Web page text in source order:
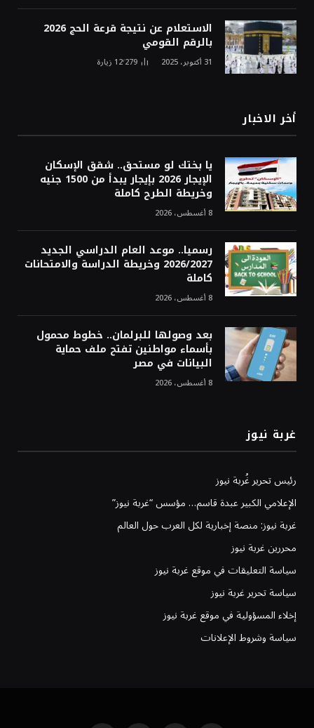
الاستعلام عن نتيجة قرعة الحج 2026
بالرقم القومي
31 أكتوبر، 2025 12٬279 زيارة
أخر الاخبار
يا بختك لو مستحق.. شقق الإسكان
الإيجار 2026 بإيجار يبدأ من 1500 جنيه
وخريطة الطرح كاملة
8 أغسطس، 2026
رسميا.. موعد العام الدراسي الجديد
2026/2027 وخريطة الدراسة والامتحانات
كاملة
8 أغسطس، 2026
بعد وصولها للبرلمان.. خطوط محمول
بأسماء مواطنين تفتح ملف حماية
البيانات في مصر
8 أغسطس، 2026
غربة نيوز
رئيس تحرير غُربة نيوز
الإعلامي الكبير عبدة قاسم… مؤسس “غربة نيوز”
غربة نيوز: منصة إخبارية لكل العرب حول العالم
محررين غربة نيوز
سياسة التعليقات في موقع غربة نيوز
سياسة تحرير غربة نيوز
إخلاء المسؤولية في موقع غربة نيوز
سياسة وشروط الإعلانات